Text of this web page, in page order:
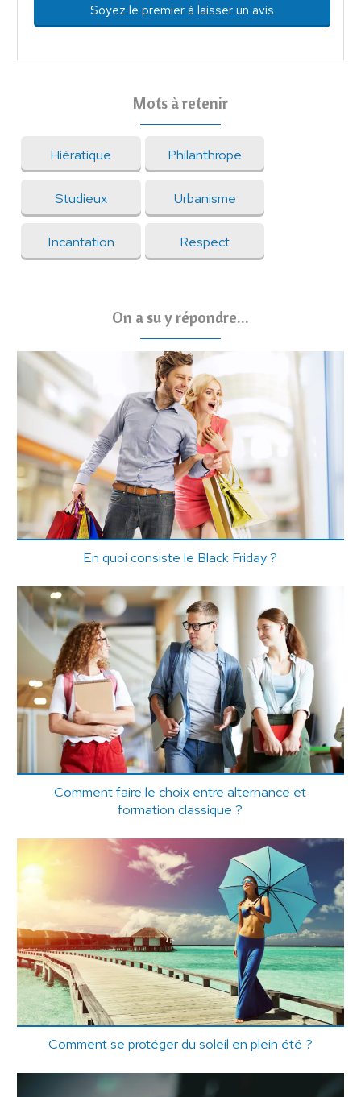
Soyez le premier à laisser un avis
Mots à retenir
Hiératique Philanthrope
Studieux Urbanisme
Incantation Respect
On a su y répondre...
En quoi consiste le Black Friday ?
Comment faire le choix entre alternance et
formation classique ?
Comment se protéger du soleil en plein été ?